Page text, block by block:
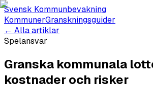
Svensk Kommunbevakning
KommunerGranskningsguider
← Alla artiklar
Spelansvar
Granska kommunala
kostnader och risker